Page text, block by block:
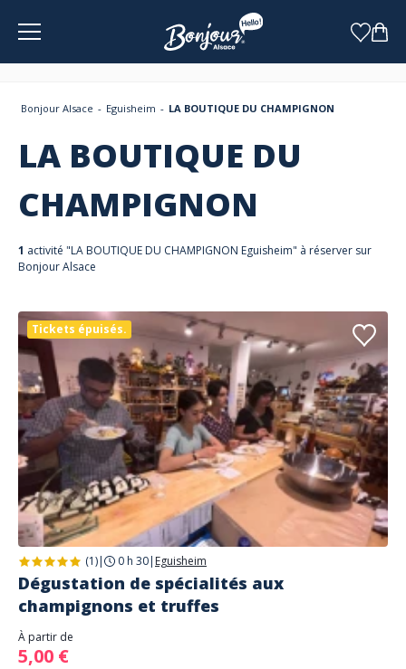
Bonjour Alsace Eguisheim LA BOUTIQUE DU CHAMPIGNON
LA BOUTIQUE DU
CHAMPIGNON
1 activité "LA BOUTIQUE DU CHAMPIGNON Eguisheim" à réserver sur
Bonjour Alsace
Tickets épuisés.
(1)| 0 h 30| Eguisheim
Dégustation de spécialités aux
champignons et truffes
À partir de
5,00 €